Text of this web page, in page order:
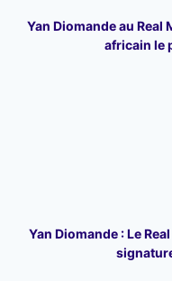
Yan Diomande au Real
africain le
Yan Diomande : Le